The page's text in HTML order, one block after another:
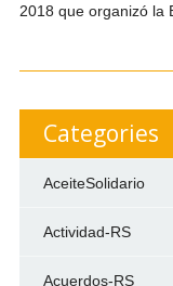
2018 que organizó la
Categories
AceiteSolidario
Actividad-RS
Acuerdos-RS